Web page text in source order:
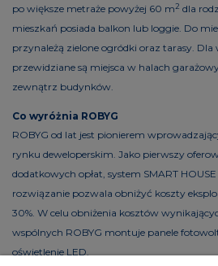
po większe metraże powyżej 60 m2 dla
mieszkań posiada balkon lub loggie. Do
przynależą zielone ogródki oraz tarasy.
przewidziane są miejsca w halach
zewnątrz budynków.
Co wyróżnia ROBYG
ROBYG od lat jest pionierem
rynku deweloperskim. Jako pierwszy
dodatkowych opłat, system SMART
rozwiązanie pozwala obniżyć koszty
30%. W celu obniżenia kosztów
wspólnych ROBYG montuje panele
oświetlenie LED.